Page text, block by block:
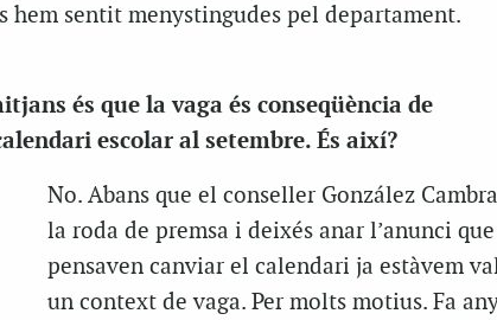
hem sentit menystingudes pel departament.
és que la vaga és conseqüència de
escolar al setembre. És així?
No. Abans que el conseller González
la roda de premsa i deixés anar l’anunci que
pensaven canviar el calendari ja estàvem
un context de vaga. Per molts motius. Fa